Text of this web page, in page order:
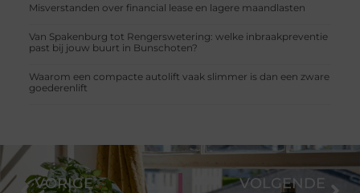
Misverstanden over financial lease en lagere maandlasten
Van Spakenburg tot Rengerswetering: welke inbraakpreventie
past bij jouw buurt in Bunschoten?
Waarom een compacte autolift vaak slimmer is dan een zware
goederenlift
VORIGE VOLGENDE